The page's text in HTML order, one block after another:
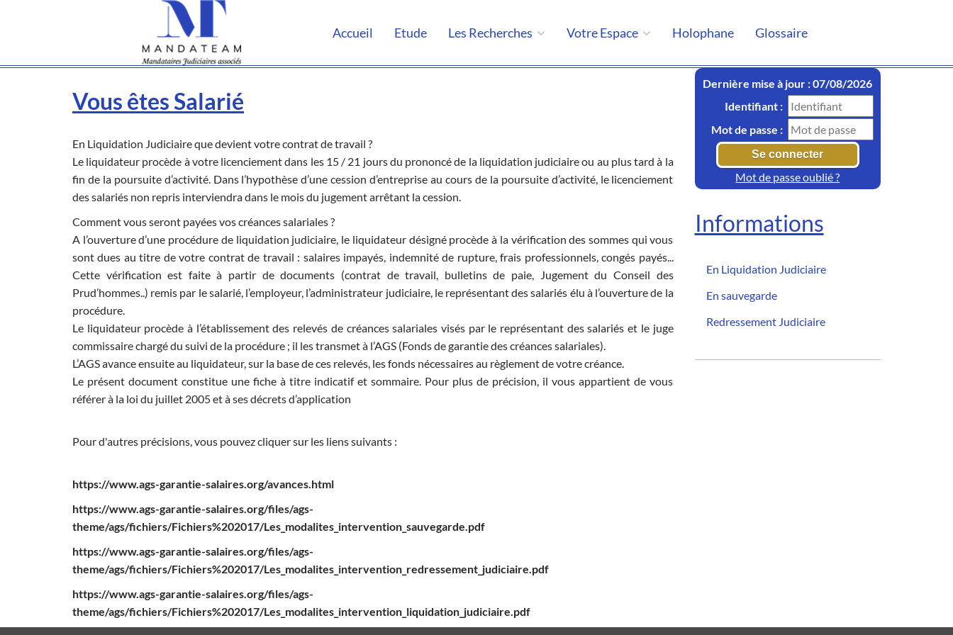
Accueil Etude Les Recherches Votre Espace Holophane Glossaire
Dernière mise à jour : 07/08/2026
Identifiant :
Mot de passe :
Mot de passe oublié ?
Informations
En Liquidation Judiciaire
En sauvegarde
Redressement Judiciaire
Vous êtes Salarié
En Liquidation Judiciaire que devient votre contrat de travail ?
Le liquidateur procède à votre licenciement dans les 15 / 21 jours du prononcé de la liquidation judiciaire ou au plus tard à la
fin de la poursuite d’activité. Dans l’hypothèse d’une cession d’entreprise au cours de la poursuite d’activité, le licenciement
des salariés non repris interviendra dans le mois du jugement arrêtant la cession.
Comment vous seront payées vos créances salariales ?
A l’ouverture d’une procédure de liquidation judiciaire, le liquidateur désigné procède à la vérification des sommes qui vous
sont dues au titre de votre contrat de travail : salaires impayés, indemnité de rupture, frais professionnels, congés payés...
Cette vérification est faite à partir de documents (contrat de travail, bulletins de paie, Jugement du Conseil des
Prud’hommes..) remis par le salarié, l’employeur, l’administrateur judiciaire, le représentant des salariés élu à l’ouverture de la
procédure.
Le liquidateur procède à l’établissement des relevés de créances salariales visés par le représentant des salariés et le juge
commissaire chargé du suivi de la procédure ; il les transmet à l’AGS (Fonds de garantie des créances salariales).
L’AGS avance ensuite au liquidateur, sur la base de ces relevés, les fonds nécessaires au règlement de votre créance.
Le présent document constitue une fiche à titre indicatif et sommaire. Pour plus de précision, il vous appartient de vous
référer à la loi du juillet 2005 et à ses décrets d’application
Pour d'autres précisions, vous pouvez cliquer sur les liens suivants :
https://www.ags-garantie-salaires.org/avances.html
https://www.ags-garantie-salaires.org/files/ags-
theme/ags/fichiers/Fichiers%202017/Les_modalites_intervention_sauvegarde.pdf
https://www.ags-garantie-salaires.org/files/ags-
theme/ags/fichiers/Fichiers%202017/Les_modalites_intervention_redressement_judiciaire.pdf
https://www.ags-garantie-salaires.org/files/ags-
theme/ags/fichiers/Fichiers%202017/Les_modalites_intervention_liquidation_judiciaire.pdf